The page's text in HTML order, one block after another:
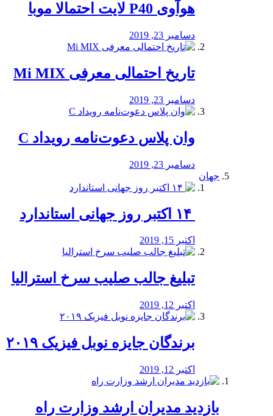
هوآوی P40 لایت احتمالا موبا
دسامبر 23, 2019
تاریخ احتمالی معرفی Mi MIX
دسامبر 23, 2019
وان پلاس دعوت‌نامه رویداد C
دسامبر 23, 2019
جهان
اکتبر 15, 2019
تبلیغ جالب صلیب سرخ استرالیا
اکتبر 12, 2019
برندگان جایزه نوبل فیزیک ۲۰۱۹
اکتبر 12, 2019
بازدید مدیران ارشد وزارت راه